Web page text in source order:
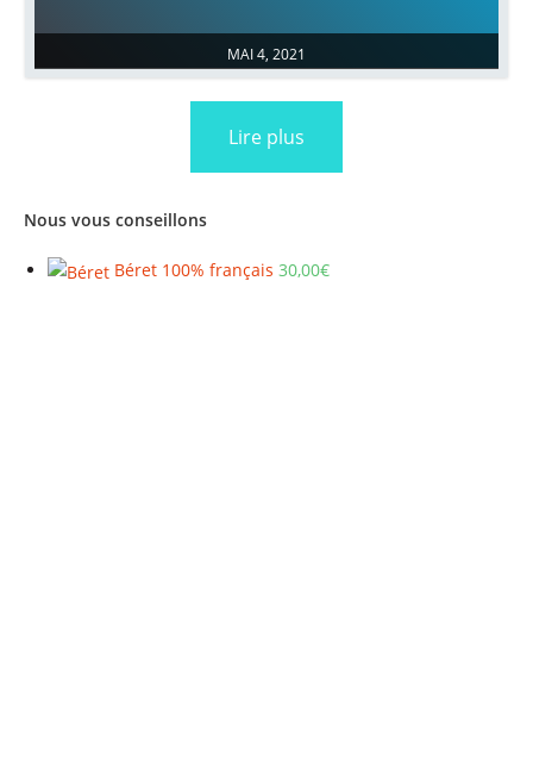
MAI 4, 2021
Lire plus
Nous vous conseillons
Béret 100% français 30,00€